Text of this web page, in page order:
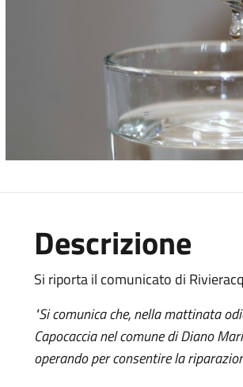
Descrizione
Si riporta il comunicato di
"Si comunica che, nella mattinata
Capocaccia nel comune di Diano
operando per consentire la